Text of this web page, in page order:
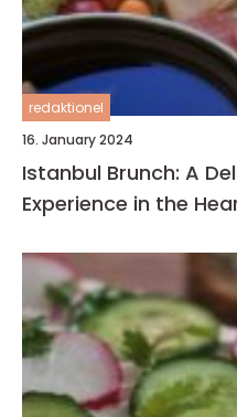
redaktionel
16. January 2024
Istanbul Brunch: A
Experience in the